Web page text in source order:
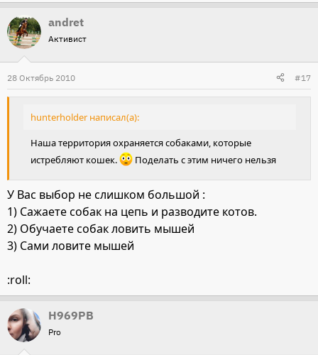
andret
Активист
28 Октябрь 2010 #17
hunterholder написал(а):
Наша территория охраняется собаками, которые
истребляют кошек.
Поделать с этим ничего нельзя
У Вас выбор не слишком большой :
1) Сажаете собак на цепь и разводите котов.
2) Обучаете собак ловить мышей
3) Сами ловите мышей
:roll:
Н969РВ
Pro